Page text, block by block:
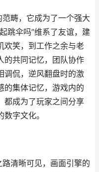
畴，它成为了一个强大
跳伞吗”维系了友谊，建
欢笑，到工作之余与老
的共同记忆，团队协作
调侃，逆风翻盘时的激
的集体记忆，游戏内的
都成为了玩家之间分享
字文化。
路清晰可见，画面引擎的